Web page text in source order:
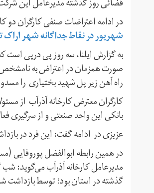
قضائی روز گذشته مدیرعامل این
در ادامه اعتراضات صنفی کارگران دو
شهریور در نقاط جداگانه شهر
به گزارش ایلنا، سه روز پی درپی است
صورت همزمان در اعتراض به
راه آهن زیر پل شهید بختیاری را
کارگران معترض کارخانه آذرآب از
بانکی این واحد صنعتی و از سرگیری
عزیزی در ادامه گفت: این فرد در
در همین رابطه ابوالفضل پوروفایی
مدیرعامل کارخانه آذرآب می‌گوید:
گذشته در استان بود؛ توسط بازداشت